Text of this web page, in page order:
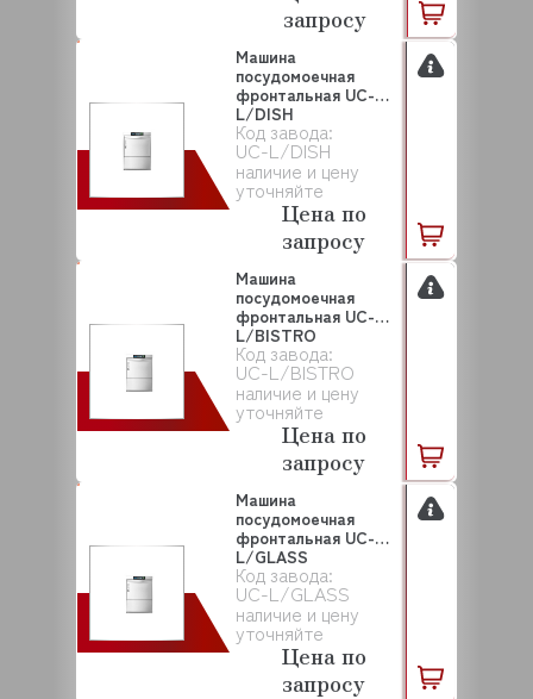
запросу
Код завода:
UC-L/DISH
наличие и цену
уточняйте
Машина
посудомоечная
фронтальная UC-
L/DISH
WINTERHALTER
Цена по
запросу
Код завода:
UC-L/BISTRO
наличие и цену
уточняйте
Машина
посудомоечная
фронтальная UC-
L/BISTRO
WINTERHALTER
Цена по
запросу
Код завода:
UC-L/GLASS
наличие и цену
уточняйте
Машина
посудомоечная
фронтальная UC-
L/GLASS
WINTERHALTER
Цена по
запросу